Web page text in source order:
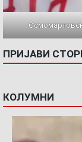
ПРИЈАВИ
КОЛУМНИ